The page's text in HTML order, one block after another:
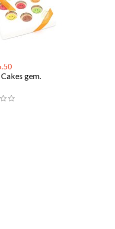
gem.